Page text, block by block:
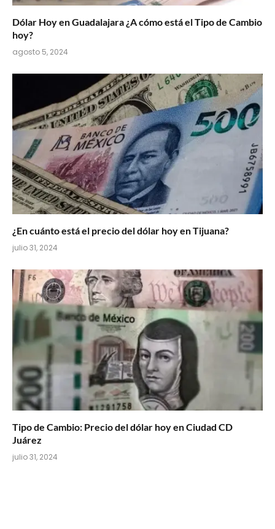
Dólar Hoy en Guadalajara ¿A cómo está el Tipo de Cambio
hoy?
agosto 5, 2024
¿En cuánto está el precio del dólar hoy en Tijuana?
julio 31, 2024
Tipo de Cambio: Precio del dólar hoy en Ciudad CD
Juárez
julio 31, 2024